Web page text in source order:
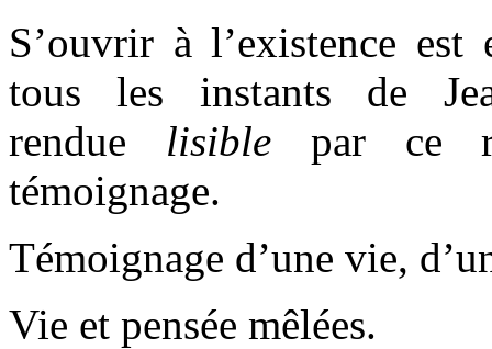
S’ouvrir à l’existence
tous les instants de
rendue lisible par ce
témoignage.
Témoignage d’une vie,
Vie et pensée mêlées.